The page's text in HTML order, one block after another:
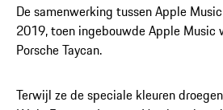
De samenwerking tussen Apple
2019, toen ingebouwde Apple
Porsche Taycan.
Terwijl ze de speciale kleuren